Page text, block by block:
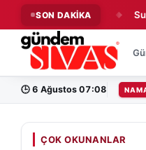
SON DAKİKA
Yeni Dönem!
🕒 6 Ağustos 07:08
ÇOK OKUNANLAR